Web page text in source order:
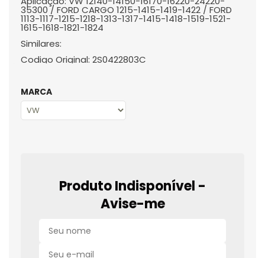
35300 / FORD CARGO 1215-1415-1419-1422 / FORD
1113-1117-1215-1218-1313-1317-1415-1418-1519-1521-
1615-1618-1821-1824
Similares:
Codigo Original: 2S0422803C
MARCA
Produto Indisponível -
Avise-me